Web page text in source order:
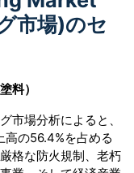
市場)のセ
料）
市場分析によると、
の56.4%を占める
格な防火規制、老朽